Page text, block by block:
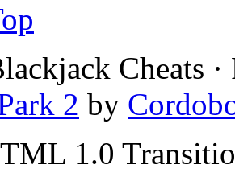
Cheats
2 by
1.0